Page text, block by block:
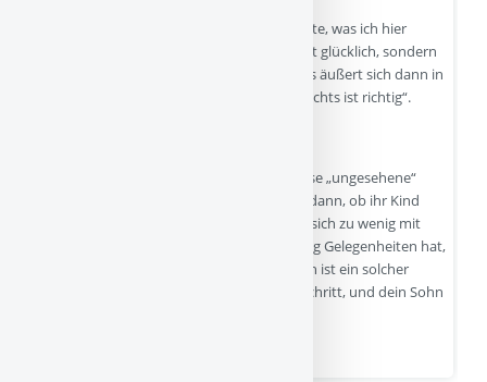
Und zwar auf beiden Seiten, das ist das erste, was ich hier
kommentieren will. Auch dein Kind ist nicht glücklich, sondern
innerlich angespannt und unzufrieden. Das äußert sich dann in
einem fordernden, gereizten Verhalten, „nichts ist richtig“.
Häufig fällt hier der Blick auf möglicherweise „ungesehene“
Bedürfnisse des Kindes. Eltern fragen sich dann, ob ihr Kind
vielleicht zu wenig Wertschätzung erfährt, sich zu wenig mit
Mama/Papa verbunden fühlt oder zu wenig Gelegenheiten hat,
um seine Autonomie auszuleben. Natürlich ist ein solcher
„Bedürfnischeck“ immer ein guter erster Schritt, und dein Sohn